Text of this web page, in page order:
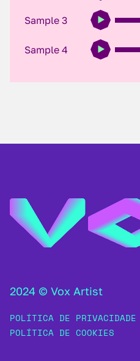
Sample 3
Sample 4
2024 © Vox Artist
POLÍTICA DE PRIVACIDADE
POLÍTICA DE COOKIES